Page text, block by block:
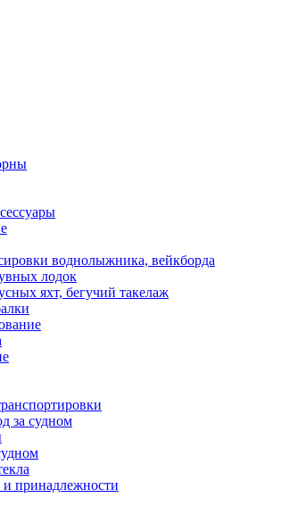
воднолыжника, вейкборда
лодок
яхт, бегучий такелаж
за судном
принадлежности